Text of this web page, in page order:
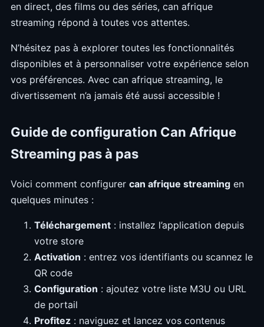
en direct, des films ou des séries, can afrique
streaming répond à toutes vos attentes.
N’hésitez pas à explorer toutes les fonctionnalités
disponibles et à personnaliser votre expérience selon
vos préférences. Avec can afrique streaming, le
divertissement n’a jamais été aussi accessible !
Guide de configuration Can Afrique
Streaming pas à pas
Voici comment configurer can afrique streaming en
quelques minutes :
Téléchargement : installez l’application depuis
votre store
Activation : entrez vos identifiants ou scannez le
QR code
Configuration : ajoutez votre liste M3U ou URL
de portail
Profitez : naviguez et lancez vos contenus